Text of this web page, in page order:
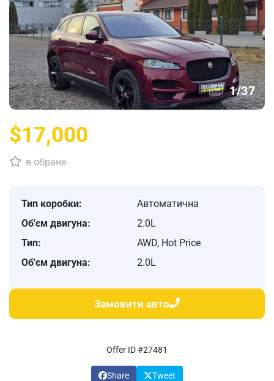
1/37
$17,000
в обране
Тип коробки:
Автоматична
Об'єм двигуна:
2.0L
Тип:
AWD, Hot Price
Об'єм двигуна:
2.0L
Замовити авто
Offer ID #27481
Share Tweet